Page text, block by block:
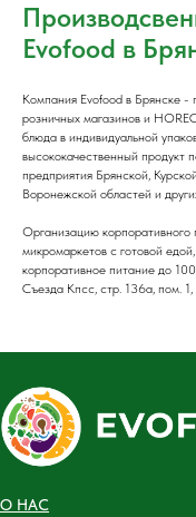
Evofood в
Компания Evofood в Брянске -
розничных магазинов и
блюда в индивидуальной
высококачественный
предприятия Брянской,
Воронежской областей и
Организацию корпоративного
микромаркетов с готовой
корпоративное питание до
Съезда Кпсс, стр. 136а, пом.
О НАС